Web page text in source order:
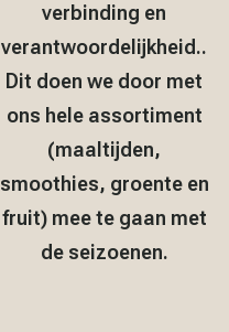
verbinding en
verantwoordelijkheid..
Dit doen we door met
ons hele assortiment
(maaltijden,
smoothies, groente en
fruit) mee te gaan met
de seizoenen.